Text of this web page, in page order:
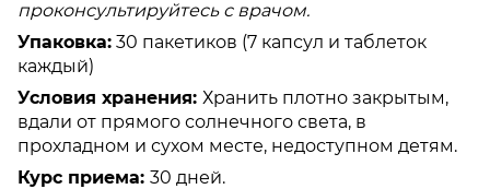
проконсультируйтесь с врачом.
Упаковка: 30 пакетиков (7 капсул и таблеток
каждый)
Условия хранения:​ Хранить плотно закрытым,
вдали от прямого солнечного света, в
прохладном и сухом месте, недоступном детям.
Курс приема: 30 дней.